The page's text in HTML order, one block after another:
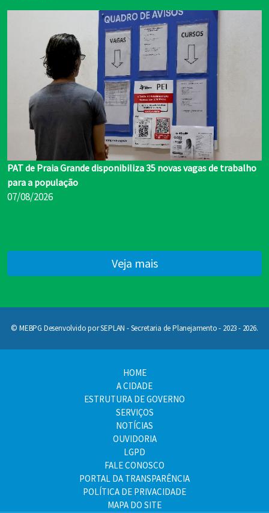
PAT de Praia Grande disponibiliza 35 novas vagas de trabalho
para a população
07/08/2026
Veja mais
© MEBPG Desenvolvido por SEPLAN - Secretaria de Planejamento - 2023 - 2026.
HOME
A CIDADE
ESTRUTURA DE GOVERNO
SERVIÇOS
NOTÍCIAS
OUVIDORIA
LGPD
FALE CONOSCO
PORTAL DA TRANSPARÊNCIA
POLÍTICA DE PRIVACIDADE
MAPA DO SITE